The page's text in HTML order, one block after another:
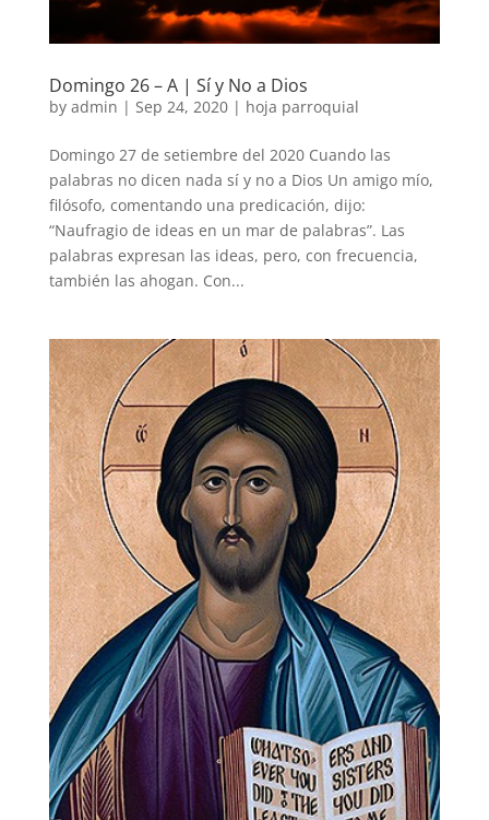
Domingo 26 – A | Sí y No a Dios
by admin | Sep 24, 2020| hoja parroquial
Domingo 27 de setiembre del 2020 Cuando las
palabras no dicen nada sí y no a Dios Un amigo mío,
filósofo, comentando una predicación, dijo:
“Naufragio de ideas en un mar de palabras”. Las
palabras expresan las ideas, pero, con frecuencia,
también las ahogan. Con...